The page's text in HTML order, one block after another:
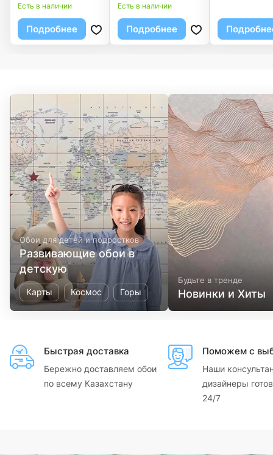
Есть в наличии
Подробнее
Есть в наличии
Подробнее
Обои для детей и подростков
Развивающие обои в
детскую
Карты Космос Горы
Будьте в тренде
Новинки и Хиты
Быстрая доставка
Бережно доставляем обои
по всему Казахстану
Поможем с
Наши
дизайнеры
24/7